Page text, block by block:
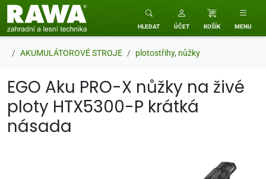
RAWA zahradní a lesní technika
HLEDAT ÚČET KOŠÍK MENU
AKUMULÁTOROVÉ STROJE plotostřihy, nůžky
EGO Aku PRO-X nůžky na živé
ploty HTX5300-P krátká
násada